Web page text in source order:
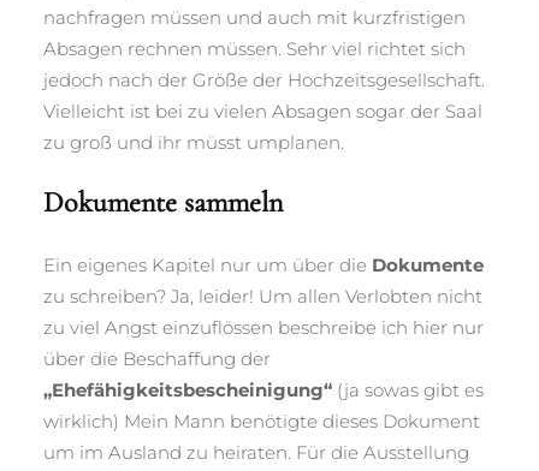
nachfragen müssen und auch mit kurzfristigen
Absagen rechnen müssen. Sehr viel richtet sich
jedoch nach der Größe der Hochzeitsgesellschaft.
Vielleicht ist bei zu vielen Absagen sogar der Saal
zu groß und ihr müsst umplanen.
Dokumente sammeln
Ein eigenes Kapitel nur um über die Dokumente
zu schreiben? Ja, leider! Um allen Verlobten nicht
zu viel Angst einzuflössen beschreibe ich hier nur
über die Beschaffung der
„Ehefähigkeitsbescheinigung“ (ja sowas gibt es
wirklich) Mein Mann benötigte dieses Dokument
um im Ausland zu heiraten. Für die Ausstellung